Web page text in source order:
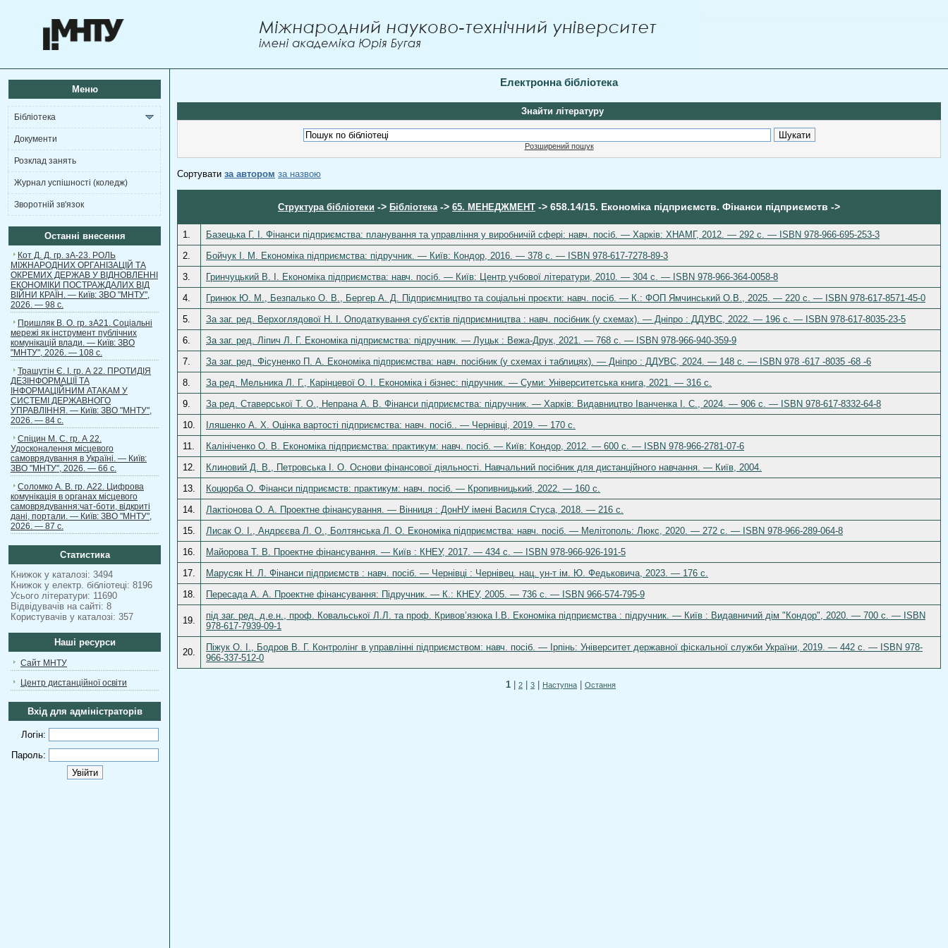
Меню
Бібліотека
Документи
Розклад занять
Журнал успішності (коледж)
Зворотній зв'язок
Останні внесення
Кот Д. Д. гр. зА-23. РОЛЬ
МІЖНАРОДНИХ ОРГАНІЗАЦІЙ ТА
ОКРЕМИХ ДЕРЖАВ У ВІДНОВЛЕННІ
ЕКОНОМІКИ ПОСТРАЖДАЛИХ ВІД
ВІЙНИ КРАЇН. — Київ: ЗВО "МНТУ",
2026. — 98 с.
Пришляк В. О. гр. зА21. Соціальні
мережі як інструмент публічних
комунікацій влади. — Київ: ЗВО
"МНТУ", 2026. — 108 с.
Трашутін Є. І. гр. А 22. ПРОТИДІЯ
ДЕЗІНФОРМАЦІЇ ТА
ІНФОРМАЦІЙНИМ АТАКАМ У
СИСТЕМІ ДЕРЖАВНОГО
УПРАВЛІННЯ. — Київ: ЗВО "МНТУ",
2026. — 84 с.
Спіцин М. С. гр. А 22.
Удосконалення місцевого
самоврядування в Україні. — Київ:
ЗВО "МНТУ", 2026. — 66 с.
Соломко А. В. гр. А22. Цифрова
комунікація в органах місцевого
самоврядування:чат-боти, відкриті
дані, портали. — Київ: ЗВО "МНТУ",
2026. — 87 с.
Статистика
Книжок у каталозі: 3494
Книжок у електр. бібліотеці: 8196
Усього літератури: 11690
Відвідувачів на сайті: 8
Користувачів у каталозі: 357
Наші ресурси
Сайт МНТУ
Центр дистанційної освіти
Вхід для адміністраторів
Логін:
Пароль:
Електронна бібліотека
Знайти літературу
Розширений пошук
Сортувати за автором за назвою
Структура бібліотеки -> Бібліотека -> 65. МЕНЕДЖМЕНТ -> 658.14/15. Економіка підприємств. Фінанси підприємств ->
1.
Базецька Г. І. Фінанси підприємства: планування та управління у виробничій сфері: навч. посіб. — Харків: ХНАМГ, 2012. — 292 с. — ISBN 978-966-695-253-3
2.
Бойчук І. М. Економіка підприємства: підручник. — Київ: Кондор, 2016. — 378 с. — ISBN 978-617-7278-89-3
3.
Гринчуцький В. І. Економіка підприємства: навч. посіб. — Київ: Центр учбової літератури, 2010. — 304 с. — ISBN 978-966-364-0058-8
4.
Гринюк Ю. М., Безпалько О. В., Бергер А. Д. Підприємництво та соціальні проєкти: навч. посіб. — К.: ФОП Ямчинський О.В., 2025. — 220 с. — ISBN 978-617-8571-45-0
5.
За заг. ред. Верхоглядової Н. І. Оподаткування субʼєктів підприємництва : навч. посібник (у схемах). — Дніпро : ДДУВС, 2022. — 196 с. — ISBN 978-617-8035-23-5
6.
За заг. ред. Ліпич Л. Г. Економіка підприємства: підручник. — Луцьк : Вежа-Друк, 2021. — 768 с. — ISBN 978-966-940-359-9
7.
За заг. ред. Фісуненко П. А. Економіка підприємства: навч. посібник (у схемах і таблицях). — Дніпро : ДДУВС, 2024. — 148 с. — ISBN 978 -617 -8035 -68 -6
8.
За ред. Мельника Л. Г., Карінцевої О. І. Економіка і бізнес: підручник. — Суми: Університетська книга, 2021. — 316 с.
9.
За ред. Ставерської Т. О., Непрана А. В. Фінанси підприємства: підручник. — Харків: Видавництво Іванченка І. С., 2024. — 906 с. — ISBN 978-617-8332-64-8
10.
Іляшенко А. Х. Оцінка вартості підприємства: навч. посіб.. — Чернівці, 2019. — 170 с.
11.
Калініченко О. В. Економіка підприємства: практикум: навч. посіб. — Київ: Кондор, 2012. — 600 с. — ISBN 978-966-2781-07-6
12.
Клиновий Д. В., Петровська І. О. Основи фінансової діяльності. Навчальний посібник для дистанційного навчання. — Київ, 2004.
13.
Коцюрба О. Фінанси підприємств: практикум: навч. посіб. — Кропивницький, 2022. — 160 с.
14.
Лактіонова О. А. Проектне фінансування. — Вінниця : ДонНУ імені Василя Стуса, 2018. — 216 с.
15.
Лисак О. І., Андрєєва Л. О., Болтянська Л. О. Економіка підприємства: навч. посіб. — Мелітополь: Люкс, 2020. — 272 с. — ISBN 978-966-289-064-8
16.
Майорова Т. В. Проектне фінансування. — Київ : КНЕУ, 2017. — 434 с. — ISBN 978-966-926-191-5
17.
Марусяк Н. Л. Фінанси підприємств : навч. посіб. — Чернівці : Чернівец. нац. ун-т ім. Ю. Федьковича, 2023. — 176 с.
18.
Пересада А. А. Проектне фінансування: Підручник. — К.: КНЕУ, 2005. — 736 с. — ISBN 966-574-795-9
19.
під заг. ред. д.е.н., проф. Ковальської Л.Л. та проф. Кривов’язюка І.В. Економіка підприємства : підручник. — Київ : Видавничий дім "Кондор", 2020. — 700 с. — ISBN
978-617-7939-09-1
20.
Піжук О. І., Бодров В. Г. Контролінг в управлінні підприємством: навч. посіб. — Ірпінь: Університет державної фіскальної служби України, 2019. — 442 с. — ISBN 978-
966-337-512-0
1 2 3 Наступна Остання